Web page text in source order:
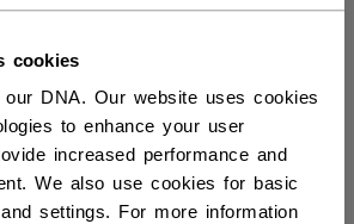
cookies
DNA. Our website uses cookies
to enhance your user
increased performance and
We also use cookies for basic
settings. For more information
l’humidité et panneaux
Ceinture CCM extensible
avec cordon d’ajustement
et élastique jacquard CCM
apparent à l'arrière avec
poches latérales à glissière